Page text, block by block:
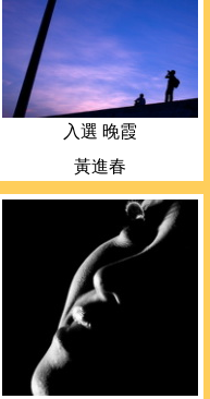
入選 晚霞
黃進春